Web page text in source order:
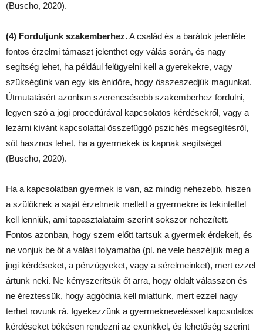
(Buscho, 2020).
(4) Forduljunk szakemberhez.A család és a barátok jelenléte
fontos érzelmi támaszt jelenthet egy válás során, és nagy
segítség lehet, ha például felügyelni kell a gyerekekre, vagy
szükségünk van egy kis énidőre, hogy összeszedjük magunkat.
Útmutatásért azonban szerencsésebb szakemberhez fordulni,
legyen szó a jogi procedúrával kapcsolatos kérdésekről, vagy a
lezárni kívánt kapcsolattal összefüggő pszichés megsegítésről,
sőt hasznos lehet, ha a gyermekek is kapnak segítséget
(Buscho, 2020).
Ha a kapcsolatban gyermek is van, az mindig nehezebb, hiszen
a szülőknek a saját érzelmeik mellett a gyermekre is tekintettel
kell lenniük, ami tapasztalataim szerint sokszor nehezített.
Fontos azonban, hogy szem előtt tartsuk a gyermek érdekeit, és
ne vonjuk be őt a válási folyamatba (pl. ne vele beszéljük meg a
jogi kérdéseket, a pénzügyeket, vagy a sérelmeinket), mert ezzel
ártunk neki. Ne kényszerítsük őt arra, hogy oldalt válasszon és
ne éreztessük, hogy aggódnia kell miattunk, mert ezzel nagy
terhet rovunk rá. Igyekezzünk a gyermekneveléssel kapcsolatos
kérdéseket békésen rendezni az exünkkel, és lehetőség szerint